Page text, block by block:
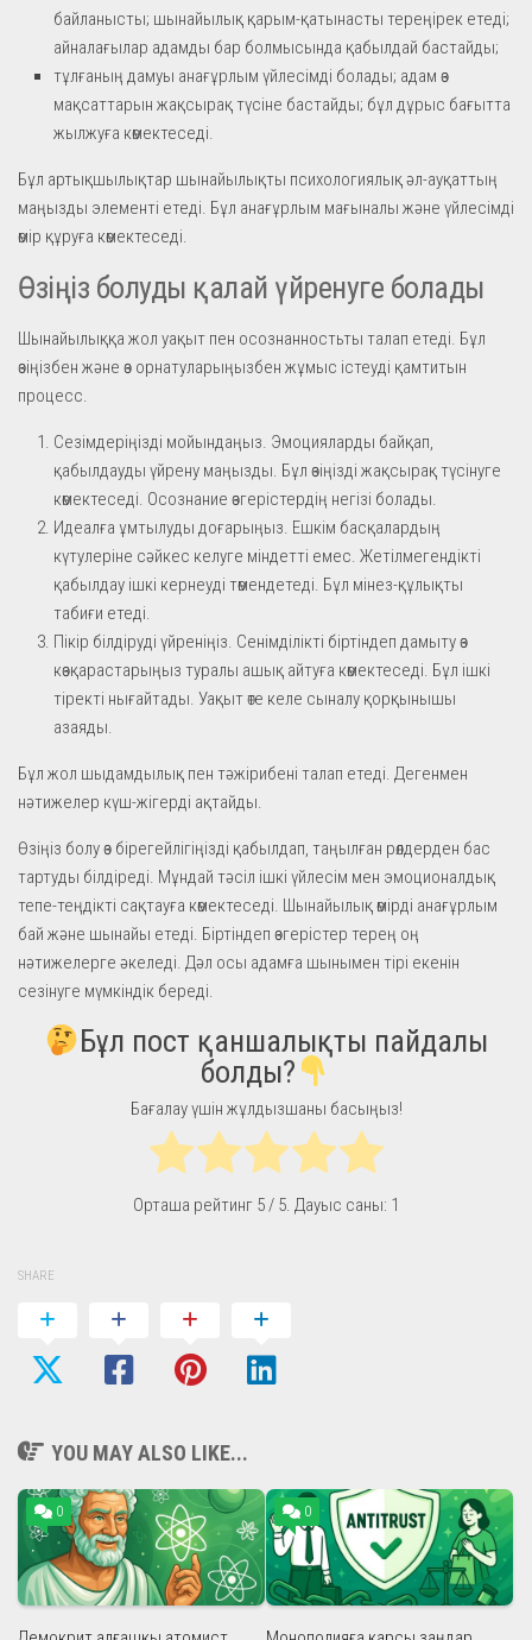
байланысты; шынайылық қарым-қатынасты тереңірек етеді;
айналағылар адамды бар болмысында қабылдай бастайды;
тұлғаның дамуы анағұрлым үйлесімді болады; адам өз
мақсаттарын жақсырақ түсіне бастайды; бұл дұрыс бағытта
жылжуға көмектеседі.
Бұл артықшылықтар шынайылықты психологиялық әл-ауқаттың
маңызды элементі етеді. Бұл анағұрлым мағыналы және үйлесімді
өмір құруға көмектеседі.
Өзіңіз болуды қалай үйренуге болады
Шынайылыққа жол уақыт пен осознанностьты талап етеді. Бұл
өзіңізбен және өз орнатуларыңызбен жұмыс істеуді қамтитын
процесс.
Сезімдеріңізді мойындаңыз. Эмоцияларды байқап,
қабылдауды үйрену маңызды. Бұл өзіңізді жақсырақ түсінуге
көмектеседі. Осознание өзгерістердің негізі болады.
Идеалға ұмтылуды доғарыңыз. Ешкім басқалардың
күтулеріне сәйкес келуге міндетті емес. Жетілмегендікті
қабылдау ішкі кернеуді төмендетеді. Бұл мінез-құлықты
табиғи етеді.
Пікір білдіруді үйреніңіз. Сенімділікті біртіндеп дамыту өз
көзқарастарыңыз туралы ашық айтуға көмектеседі. Бұл ішкі
тіректі нығайтады. Уақыт өте келе сыналу қорқынышы
азаяды.
Бұл жол шыдамдылық пен тәжірибені талап етеді. Дегенмен
нәтижелер күш-жігерді ақтайды.
Өзіңіз болу өз бірегейлігіңізді қабылдап, таңылған рөлдерден бас
тартуды білдіреді. Мұндай тәсіл ішкі үйлесім мен эмоционалдық
тепе-теңдікті сақтауға көмектеседі. Шынайылық өмірді анағұрлым
бай және шынайы етеді. Біртіндеп өзгерістер терең оң
нәтижелерге әкеледі. Дәл осы адамға шынымен тірі екенін
сезінуге мүмкіндік береді.
Бұл пост қаншалықты пайдалы
болды?
Бағалау үшін жұлдызшаны басыңыз!
Орташа рейтинг 5/ 5. Дауыс саны: 1
SHARE
YOU MAY ALSO LIKE...
0 0